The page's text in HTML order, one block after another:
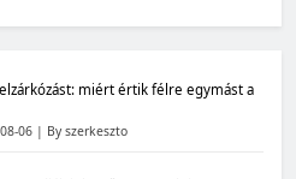
miért értik félre egymást a
06 By szerkeszto